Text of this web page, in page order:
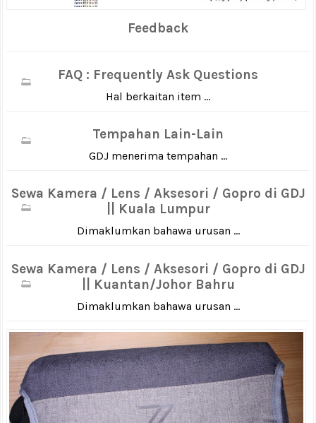
Feedback
FAQ : Frequently Ask Questions
Hal berkaitan item ...
Tempahan Lain-Lain
GDJ menerima tempahan ...
Sewa Kamera / Lens / Aksesori / Gopro di GDJ
|| Kuala Lumpur
Dimaklumkan bahawa urusan ...
Sewa Kamera / Lens / Aksesori / Gopro di GDJ
|| Kuantan/Johor Bahru
Dimaklumkan bahawa urusan ...